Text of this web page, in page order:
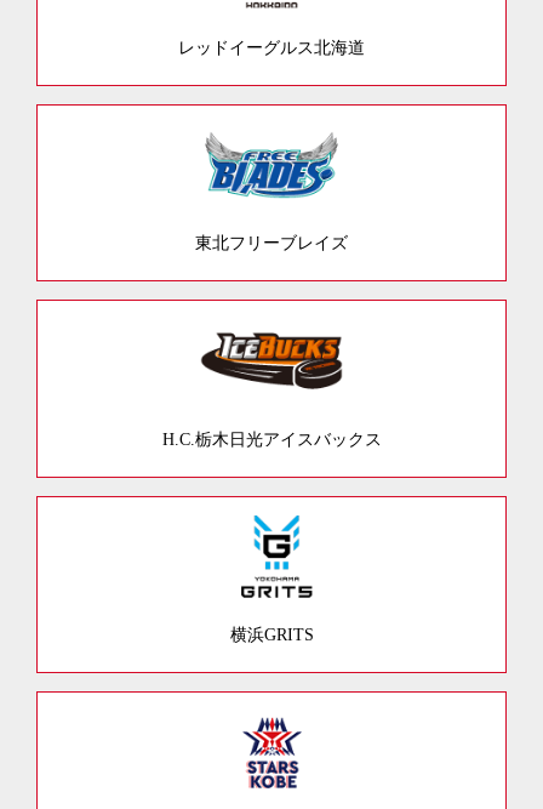
レッドイーグルス北海道
東北フリーブレイズ
H.C.栃木日光アイスバックス
横浜GRITS